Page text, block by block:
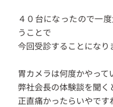
４０台になったので一
うことで
今回受診することになり
胃カメラは何度かやって
弊社会長の体験談を聞
正直痛かったらいやです